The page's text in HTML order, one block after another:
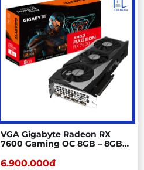
VGA Gigabyte Radeon RX
7600 Gaming OC 8GB – 8GB
6.900.000đ